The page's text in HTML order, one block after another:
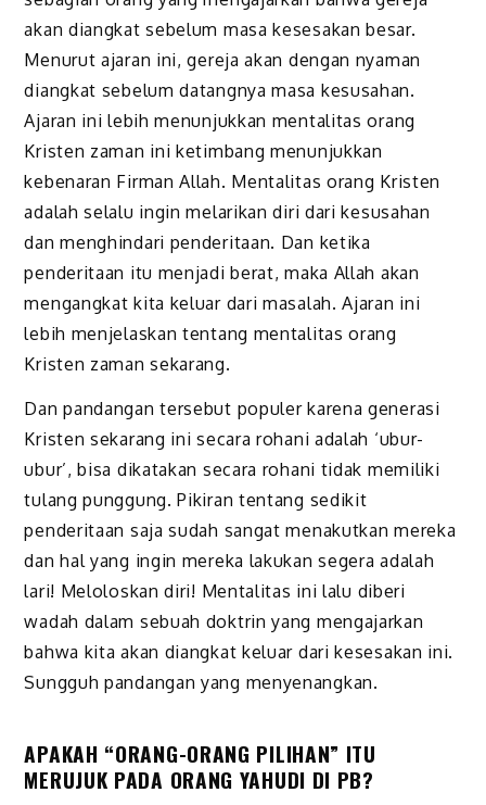
akan diangkat sebelum masa kesesakan besar.
Menurut ajaran ini, gereja akan dengan nyaman
diangkat sebelum datangnya masa kesusahan.
Ajaran ini lebih menunjukkan mentalitas orang
Kristen zaman ini ketimbang menunjukkan
kebenaran Firman Allah. Mentalitas orang Kristen
adalah selalu ingin melarikan diri dari kesusahan
dan menghindari penderitaan. Dan ketika
penderitaan itu menjadi berat, maka Allah akan
mengangkat kita keluar dari masalah. Ajaran ini
lebih menjelaskan tentang mentalitas orang
Kristen zaman sekarang.
Dan pandangan tersebut populer karena generasi
Kristen sekarang ini secara rohani adalah ‘ubur-
ubur’, bisa dikatakan secara rohani tidak memiliki
tulang punggung. Pikiran tentang sedikit
penderitaan sajasudah sangat menakutkan mereka
dan hal yang ingin mereka lakukan segera adalah
lari! Meloloskan diri! Mentalitas ini lalu diberi
wadah dalam sebuah doktrin yang mengajarkan
bahwa kita akan diangkat keluar darikesesakan ini.
Sungguh pandangan yang menyenangkan.
APAKAH “ORANG-ORANG PILIHAN” ITU
MERUJUK PADA ORANG YAHUDI DI PB?